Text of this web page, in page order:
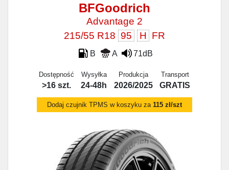
BFGoodrich
Advantage 2
215/55 R18 95 H FR
B A 71dB
Dostępność
>16 szt.
Wysyłka
24-48h
Produkcja
2026/2025
Transport
GRATIS
Dodaj czujnik TPMS w koszyku za 115 zł/szt